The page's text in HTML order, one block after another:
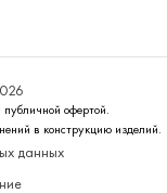
офертой.
в конструкцию изделий.
данных